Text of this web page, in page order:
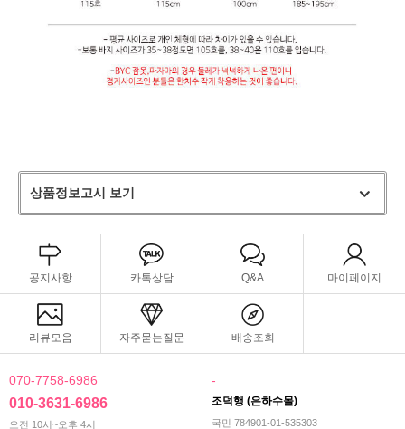
상품정보고시 보기
공지사항 카톡상담 Q&A 마이페이지
리뷰모음 자주묻는질문 배송조회
070-7758-6986
010-3631-6986
오전 10시~오후 4시
-
조덕행 (은하수몰)
국민 784901-01-535303